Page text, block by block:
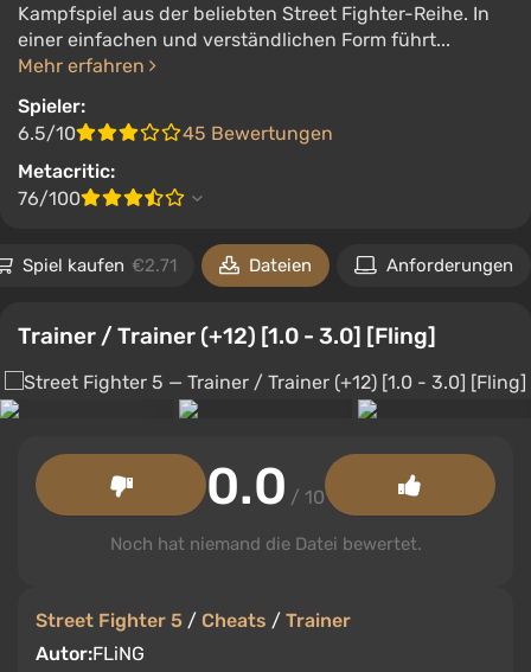
Kampfspiel aus der beliebten Street Fighter-Reihe. In
einer einfachen und verständlichen Form führt...
Mehr erfahren
Spieler:
6.5/10
45 Bewertungen
Metacritic:
76/100
Spiel kaufen €2.71 Dateien Anforderungen
Trainer / Trainer (+12) [1.0 - 3.0] [Fling]
Street Fighter 5 / Cheats / Trainer
Autor:FLiNG
0.0 / 10
Noch hat niemand die Datei bewertet.